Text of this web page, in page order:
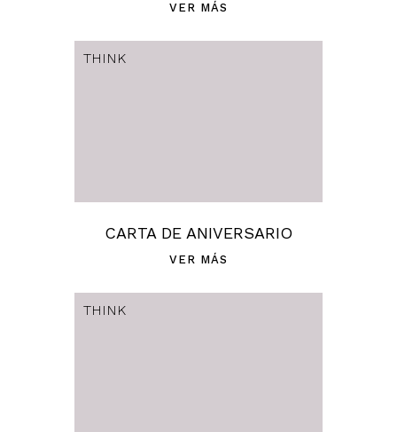
VER MÁS
THINK
CARTA DE ANIVERSARIO
VER MÁS
THINK